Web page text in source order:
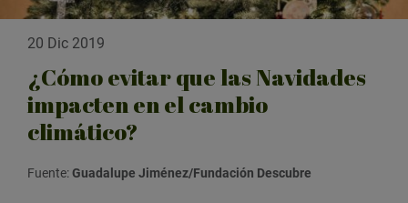
20 Dic 2019
¿Cómo evitar que las Navidades
impacten en el cambio
climático?
Fuente:Guadalupe Jiménez/Fundación Descubre